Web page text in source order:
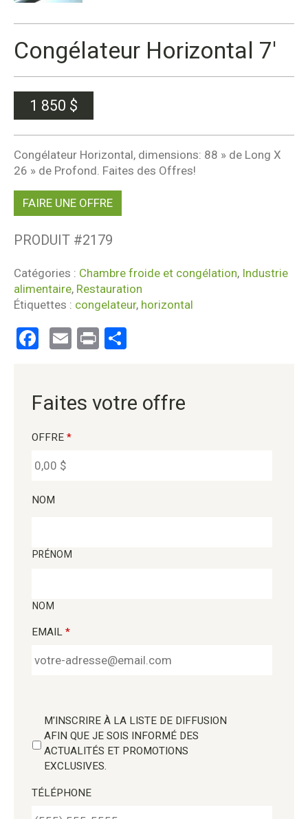
Congélateur Horizontal 7′
1 850 $
Congélateur Horizontal, dimensions: 88 » de Long X
26 » de Profond. Faites des Offres!
FAIRE UNE OFFRE
PRODUIT #2179
Catégories : Chambre froide et congélation, Industrie
alimentaire, Restauration
Étiquettes : congelateur, horizontal
Facebook
Email
Print
Faites votre offre
OFFRE *
NOM
PRÉNOM
NOM
EMAIL *
M'INSCRIRE À LA LISTE DE DIFFUSION
AFIN QUE JE SOIS INFORMÉ DES
ACTUALITÉS ET PROMOTIONS
EXCLUSIVES.
TÉLÉPHONE